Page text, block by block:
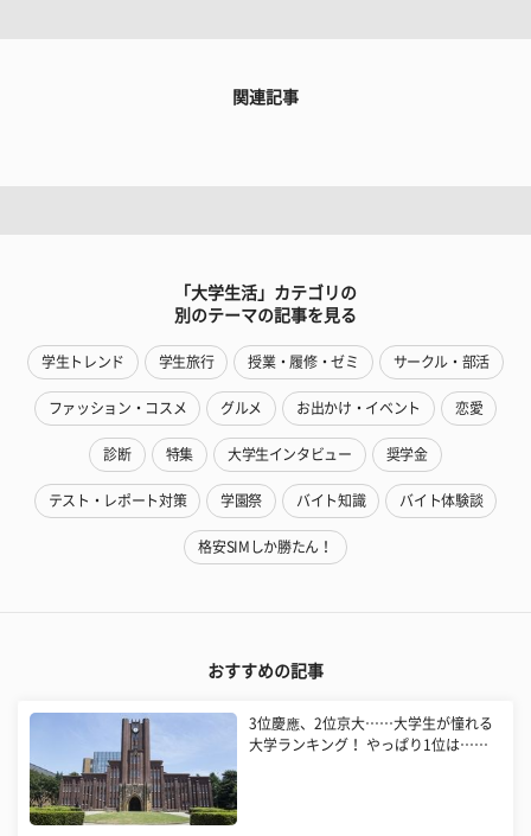
関連記事
「大学生活」カテゴリの
別のテーマの記事を見る
学生トレンド 学生旅行 授業・履修・ゼミ サークル・部活
ファッション・コスメ グルメ お出かけ・イベント 恋愛
診断 特集 大学生インタビュー 奨学金
テスト・レポート対策 学園祭 バイト知識 バイト体験談
格安SIMしか勝たん！
おすすめの記事
3位慶應、2位京大……大学生が憧れる
大学ランキング！ やっぱり1位は……